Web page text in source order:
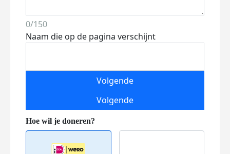
0/150
Naam die op de pagina verschijnt
Volgende
Volgende